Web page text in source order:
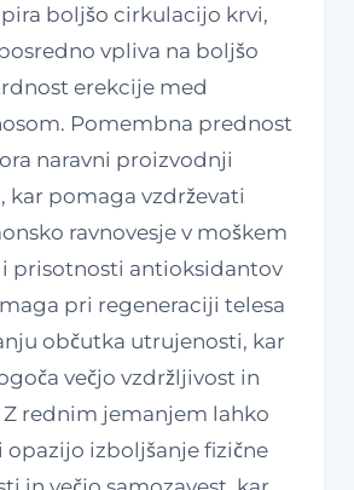
boljšo cirkulacijo krvi,
vpliva na boljšo
erekcije med
Pomembna prednost
naravni proizvodnji
kar pomaga vzdrževati
ravnovesje v moškem
prisotnosti antioksidantov
pri regeneraciji telesa
občutka utrujenosti, kar
večjo vzdržljivost in
Z rednim jemanjem lahko
opazijo izboljšanje fizične